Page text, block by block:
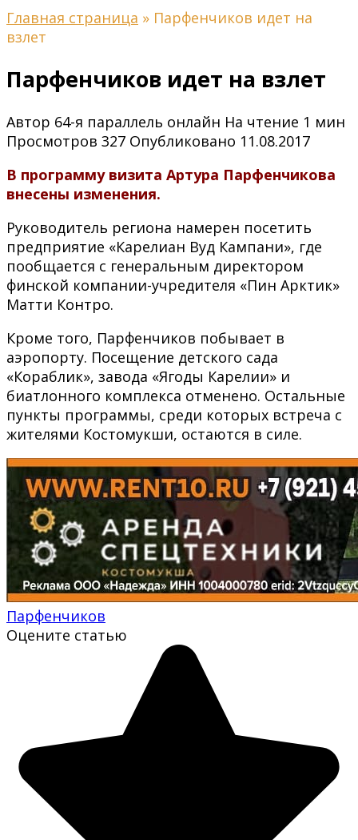
Главная страница » Парфенчиков идет на
взлет
Парфенчиков идет на взлет
Автор 64-я параллель онлайн На чтение 1 мин
Просмотров 327 Опубликовано 11.08.2017
В программу визита Артура Парфенчикова
внесены изменения.
Руководитель региона намерен посетить
предприятие «Карелиан Вуд Кампани», где
пообщается с генеральным директором
финской компании-учредителя «Пин Арктик»
Матти Контро.
Кроме того, Парфенчиков побывает в
аэропорту. Посещение детского сада
«Кораблик», завода «Ягоды Карелии» и
биатлонного комплекса отменено. Остальные
пункты программы, среди которых встреча с
жителями Костомукши, остаются в силе.
Парфенчиков
Оцените статью